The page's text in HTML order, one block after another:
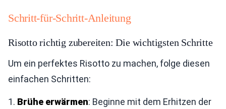
Schritt-für-Schritt-Anleitung
Risotto richtig zubereiten: Die wichtigsten Schritte
Um ein perfektes Risotto zu machen, folge diesen
einfachen Schritten:
1. Brühe erwärmen: Beginne mit dem Erhitzen der